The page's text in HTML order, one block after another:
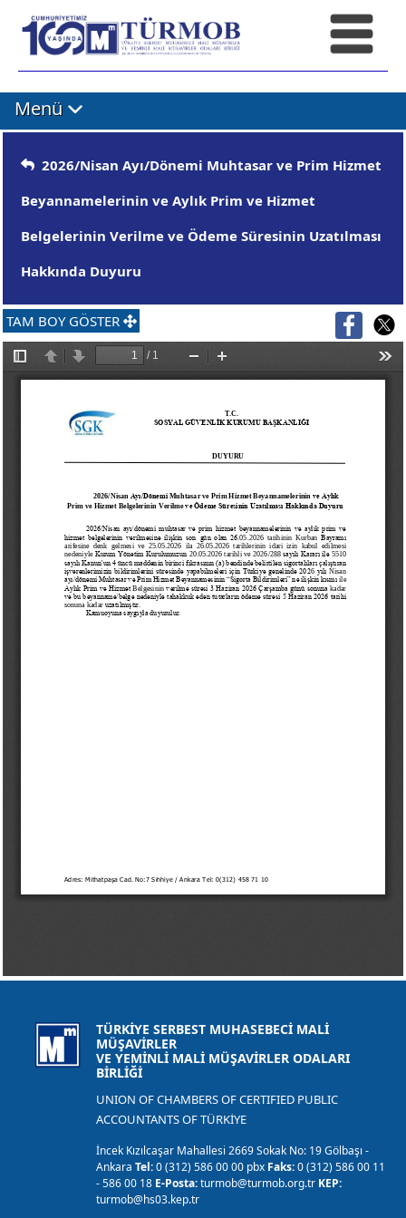
Menü
2026/Nisan Ayı/Dönemi Muhtasar ve Prim Hizmet
Beyannamelerinin ve Aylık Prim ve Hizmet
Belgelerinin Verilme ve Ödeme Süresinin Uzatılması
Hakkında Duyuru
TAM BOY GÖSTER
TÜRKİYE SERBEST MUHASEBECİ MALİ
MÜŞAVİRLER
VE YEMİNLİ MALİ MÜŞAVİRLER ODALARI
BİRLİĞİ
UNION OF CHAMBERS OF CERTIFIED PUBLIC
ACCOUNTANTS OF TÜRKİYE
İncek Kızılcaşar Mahallesi 2669 Sokak No: 19 Gölbaşı -
AnkaraTel:0 (312) 586 00 00 pbx Faks:0 (312) 586 00 11
- 586 00 18 E-Posta:turmob@turmob.org.tr KEP:
turmob@hs03.kep.tr